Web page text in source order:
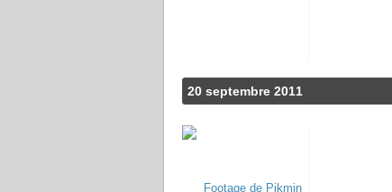
20 septembre 2011